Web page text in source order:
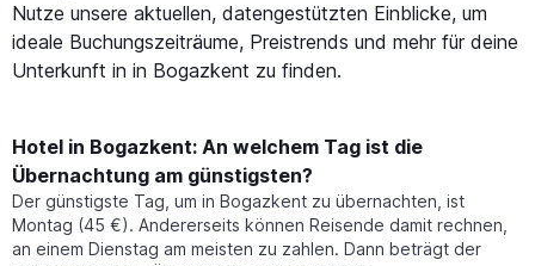
Nutze unsere aktuellen, datengestützten Einblicke, um
ideale Buchungszeiträume, Preistrends und mehr für deine
Unterkunft in in Bogazkent zu finden.
Hotel in Bogazkent: An welchem Tag ist die
Übernachtung am günstigsten?
Der günstigste Tag, um in Bogazkent zu übernachten, ist
Montag (45 €). Andererseits können Reisende damit rechnen,
an einem Dienstag am meisten zu zahlen. Dann beträgt der